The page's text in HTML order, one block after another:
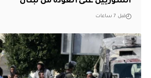
قبل 7 ساعات